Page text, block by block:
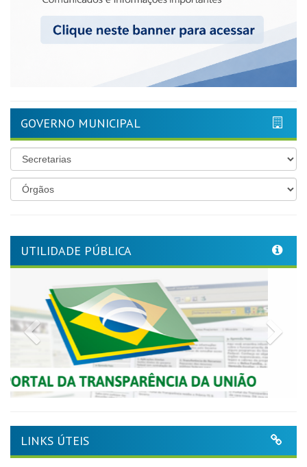
GOVERNO MUNICIPAL
UTILIDADE PÚBLICA
Previous
LINKS ÚTEIS